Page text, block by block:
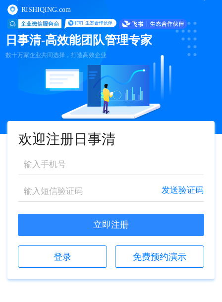
RISHIQING.com
日事清-高效能团队管理专家
数十万家企业共同选择，打造高效企业
欢迎注册日事清
发送验证码
立即注册
登录 免费预约演示